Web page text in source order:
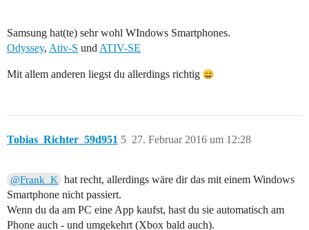
Samsung hat(te) sehr wohl WIndows Smartphones.
Odyssey, Ativ-S und ATIV-SE
Mit allem anderen liegst du allerdings richtig
Tobias_Richter_59d951 27. Februar 2016 um 12:28
5
@Frank_K
hat recht, allerdings wäre dir das mit einem Windows
Smartphone nicht passiert.
Wenn du da am PC eine App kaufst, hast du sie automatisch am
Phone auch - und umgekehrt (Xbox bald auch).